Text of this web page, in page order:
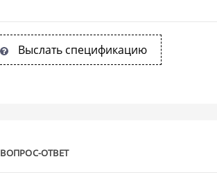
Выслать спецификацию
ВОПРОС-ОТВЕТ